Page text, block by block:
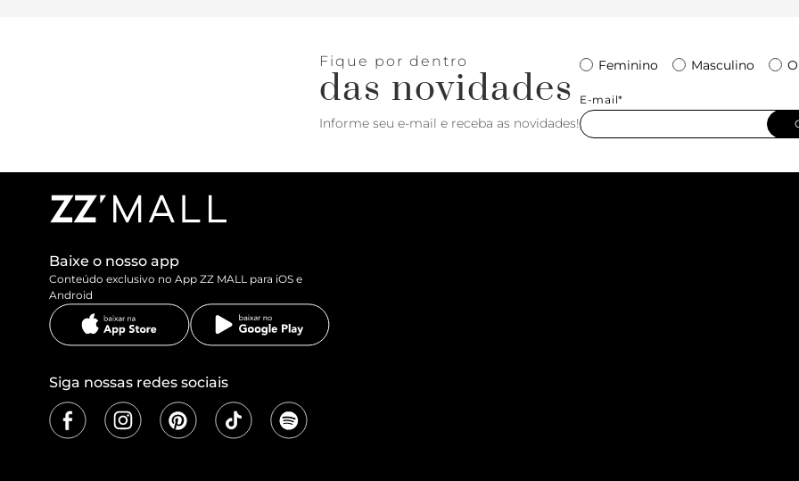
Fique por dentro
das novidades
Informe seu e-mail e receba as novidades!
Feminino Masculino
E-mail*
Baixe o nosso app
Conteúdo exclusivo no App ZZ MALL para iOS e
Android
Siga nossas redes sociais